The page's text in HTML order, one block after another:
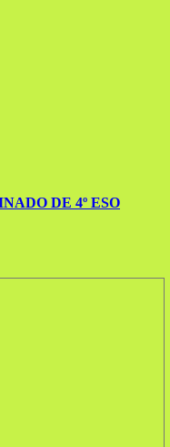
DE 4º ESO